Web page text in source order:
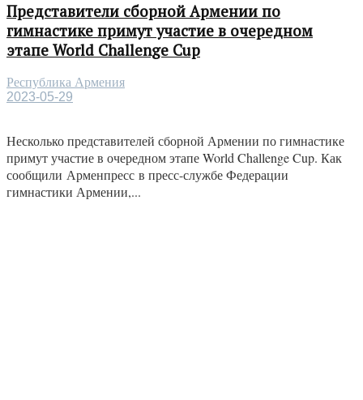
Представители сборной Армении по
гимнастике примут участие в очередном
этапе World Challenge Cup
Республика Армения
2023-05-29
Несколько представителей сборной Армении по гимнастике
примут участие в очередном этапе World Challenge Cup. Как
сообщили Арменпресс в пресс-службе Федерации
гимнастики Армении,...